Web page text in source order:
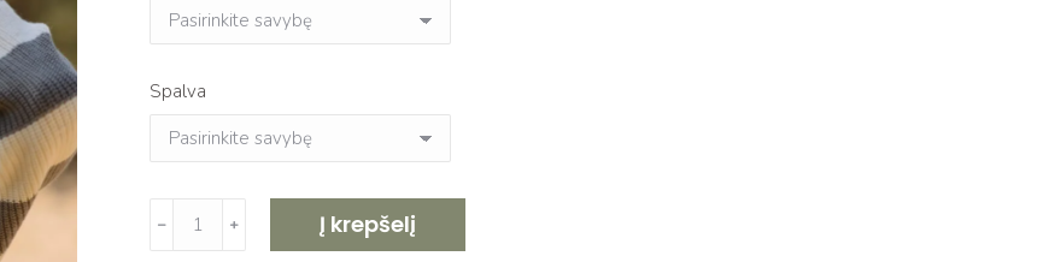
Spalva
produkto
kiekis:
﹣ ﹢ Į krepšelį